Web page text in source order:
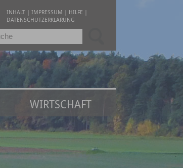
INHALT| IMPRESSUM | HILFE |
DATENSCHUTZERKLÄRUNG
WIRTSCHAFT